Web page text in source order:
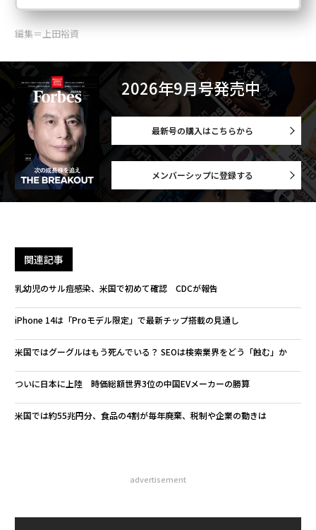
編集＝上田裕資
2026年9月号発売中
最新号の購入はこちらから
メンバーシップに登録する
関連記事
乳幼児のサル痘感染、米国で初めて確認 CDCが報告
iPhone 14は「Proモデル限定」で最新チップ搭載の見通し
米国ではグーグルはもう死んでいる？ SEOは検索業界をどう「蝕む」か
ついに日本に上陸 時価総額世界3位の中国EVメーカーの勝算
米国では約55兆円分、食品の4割が毎年廃棄、税制や企業の動きは
advertisement